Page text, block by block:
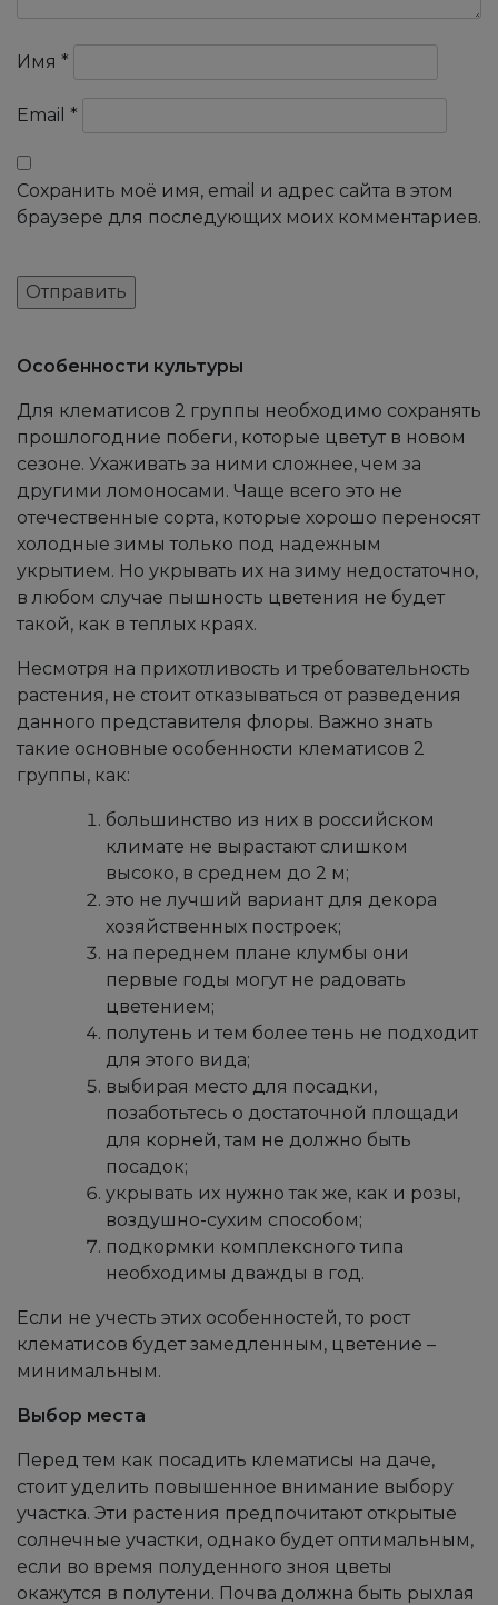
Имя *
Email *
Сохранить моё имя, email и адрес сайта в этом
браузере для последующих моих комментариев.
Особенности культуры
Для клематисов 2 группы необходимо сохранять
прошлогодние побеги, которые цветут в новом
сезоне. Ухаживать за ними сложнее, чем за
другими ломоносами. Чаще всего это не
отечественные сорта, которые хорошо переносят
холодные зимы только под надежным
укрытием. Но укрывать их на зиму недостаточно,
в любом случае пышность цветения не будет
такой, как в теплых краях.
Несмотря на прихотливость и требовательность
растения, не стоит отказываться от разведения
данного представителя флоры. Важно знать
такие основные особенности клематисов 2
группы, как:
большинство из них в российском
климате не вырастают слишком
высоко, в среднем до 2 м;
это не лучший вариант для декора
хозяйственных построек;
на переднем плане клумбы они
первые годы могут не радовать
цветением;
полутень и тем более тень не подходит
для этого вида;
выбирая место для посадки,
позаботьтесь о достаточной площади
для корней, там не должно быть
посадок;
укрывать их нужно так же, как и розы,
воздушно-сухим способом;
подкормки комплексного типа
необходимы дважды в год.
Если не учесть этих особенностей, то рост
клематисов будет замедленным, цветение –
минимальным.
Выбор места
Перед тем как посадить клематисы на даче,
стоит уделить повышенное внимание выбору
участка. Эти растения предпочитают открытые
солнечные участки, однако будет оптимальным,
если во время полуденного зноя цветы
окажутся в полутени. Почва должна быть рыхлая